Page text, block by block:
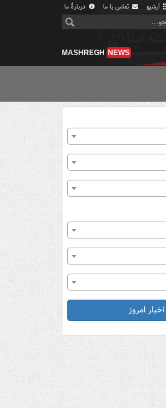
آرشیو تماس با ما دربارهٔ ما
MASHREGH NEWS
اخبار امروز